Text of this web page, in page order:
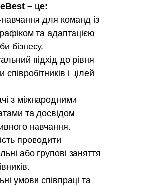
– це:
для команд із
та адаптацією
бізнесу.
підхід до рівня
співробітників і цілей
з міжнародними
та досвідом
навчання.
проводити
або групові заняття
умови співпраці та